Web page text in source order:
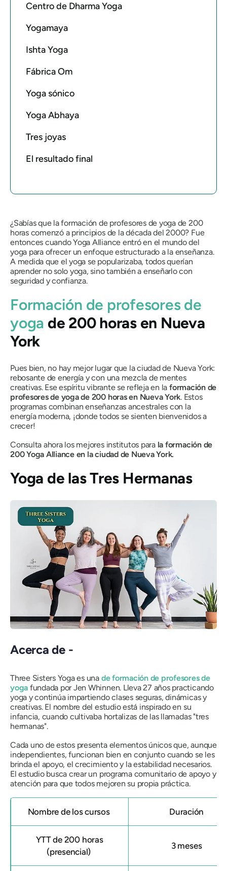
Centro de Dharma Yoga
Yogamaya
Ishta Yoga
Fábrica Om
Yoga sónico
Yoga Abhaya
Tres joyas
El resultado final
¿Sabías que la formación de profesores de yoga de 200
horas comenzó a principios de la década del 2000? Fue
entonces cuando Yoga Alliance entró en el mundo del
yoga para ofrecer un enfoque estructurado a la enseñanza.
A medida que el yoga se popularizaba, todos querían
aprender no solo yoga, sino también a enseñarlo con
seguridad y confianza.
Formación de profesores de
yoga de 200 horas en Nueva
York
Pues bien, no hay mejor lugar que la ciudad de Nueva York:
rebosante de energía y con una mezcla de mentes
creativas. Ese espíritu vibrante se refleja en la formación de
profesores de yoga de 200 horas en Nueva York. Estos
programas combinan enseñanzas ancestrales con la
energía moderna, ¡donde todos se sienten bienvenidos a
crecer!
Consulta ahora los mejores institutos para la formación de
200 Yoga Alliance en la ciudad de Nueva York.
Yoga de las Tres Hermanas
Acerca de -
Three Sisters Yoga es una de formación de profesores de
yoga fundada por Jen Whinnen. Lleva 27 años practicando
yoga y continúa impartiendo clases seguras, dinámicas y
creativas. El nombre del estudio está inspirado en su
infancia, cuando cultivaba hortalizas de las llamadas "tres
hermanas".
Cada uno de estos presenta elementos únicos que, aunque
independientes, funcionan bien en conjunto cuando se les
brinda el apoyo, el crecimiento y la estabilidad necesarios.
El estudio busca crear un programa comunitario de apoyo y
atención para que todos mejoren su propia práctica.
Nombre de los cursos Duración
YTT de 200 horas
(presencial)
3 meses